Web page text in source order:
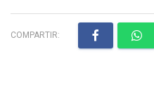
COMPARTIR: